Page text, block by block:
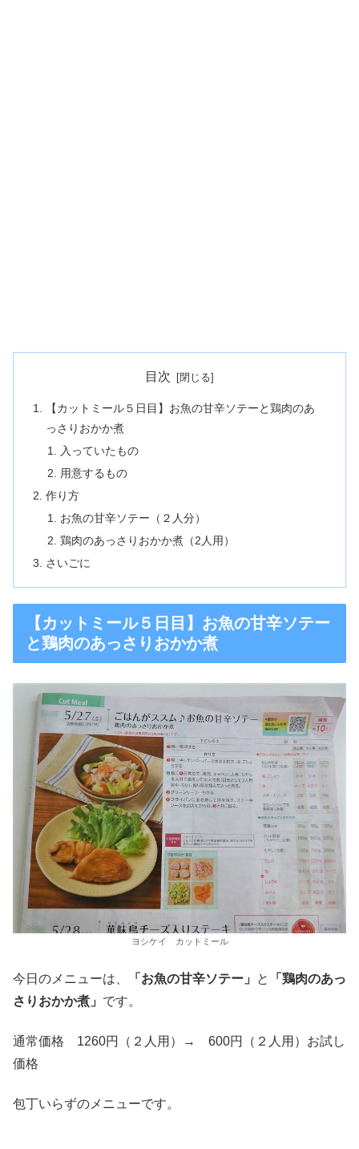
目次
【カットミール５日目】お魚の甘辛ソテーと鶏肉のあ
っさりおかか煮
入っていたもの
用意するもの
作り方
お魚の甘辛ソテー（２人分）
鶏肉のあっさりおかか煮（2人用）
さいごに
【カットミール５日目】お魚の甘辛ソテー
と鶏肉のあっさりおかか煮
ヨシケイ カットミール
今日のメニューは、 「お魚の甘辛ソテー」 と
「鶏肉のあっ
さりおかか煮」 です。
通常価格 1260円（２人用）→ 600円（２人用）お試し
価格
包丁いらずのメニューです。